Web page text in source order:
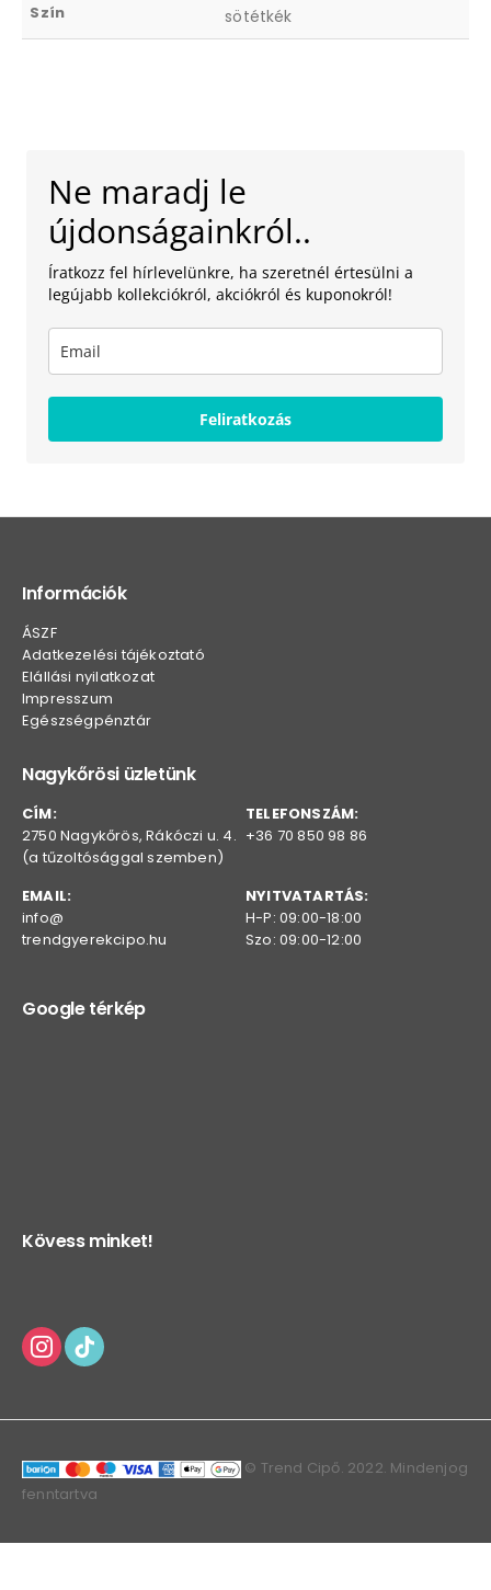
Szín sötétkék
Ne maradj le
újdonságainkról..
Íratkozz fel hírlevelünkre, ha szeretnél értesülni a
legújabb kollekciókról, akciókról és kuponokról!
Feliratkozás
Információk
ÁSZF
Adatkezelési tájékoztató
Elállási nyilatkozat
Impresszum
Egészségpénztár
Nagykőrösi üzletünk
CÍM:
2750 Nagykőrös, Rákóczi u. 4.
(a tűzoltósággal szemben)
TELEFONSZÁM:
+36 70 850 98 86
EMAIL:
info@
trendgyerekcipo.hu
NYITVATARTÁS:
H-P: 09:00-18:00
Szo: 09:00-12:00
Google térkép
Kövess minket!
© Trend Cipő. 2022. Mindenjog
fenntartva